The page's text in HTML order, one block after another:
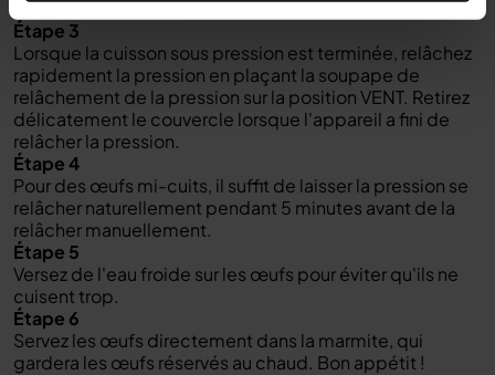
pour commencer.
Étape 3
Lorsque la cuisson sous pression est terminée, relâchez
rapidement la pression en plaçant la soupape de
relâchement de la pression sur la position VENT. Retirez
délicatement le couvercle lorsque l'appareil a fini de
relâcher la pression.
Étape 4
Pour des œufs mi-cuits, il suffit de laisser la pression se
relâcher naturellement pendant 5 minutes avant de la
relâcher manuellement.
Étape 5
Versez de l'eau froide sur les œufs pour éviter qu'ils ne
cuisent trop.
Étape 6
Servez les œufs directement dans la marmite, qui
gardera les œufs réservés au chaud. Bon appétit !